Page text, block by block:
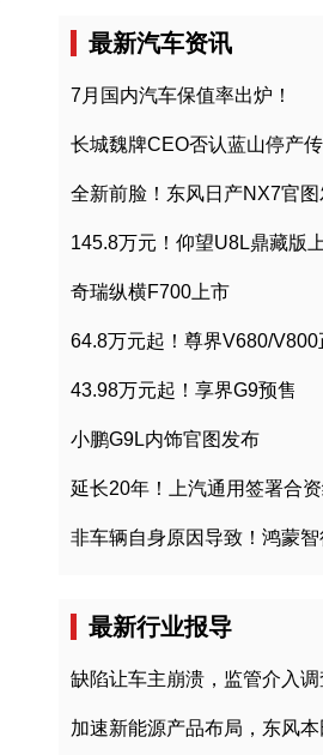
最新汽车资讯
7月国内汽车保值率出炉！
长城魏牌CEO否认蓝山停产
全新前脸！东风日产NX7官
145.8万元！仰望U8L鼎藏版
奇瑞纵横F700上市
64.8万元起！尊界V680/V800
43.98万元起！享界G9预售
小鹏G9L内饰官图发布
延长20年！上汽通用签署合
最新行业报导
缺陷让车主崩溃，监管介入